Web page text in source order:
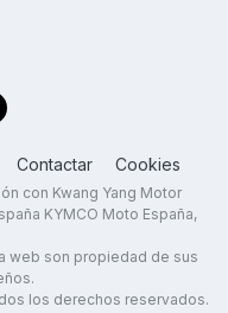
Contactar Cookies
con Kwang Yang Motor
KYMCO Moto España,
web son propiedad de sus
los derechos reservados.